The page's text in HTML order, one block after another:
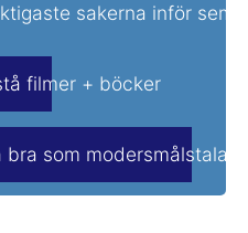
sakerna inför
filmer + böcker
som modersmålstalare